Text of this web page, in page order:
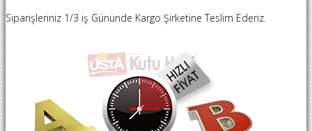
Siparişleriniz 1/3 iş Gününde Kargo Şirketine Teslim Ederiz.